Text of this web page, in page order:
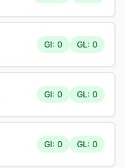
GI: 0 GL: 0
GI: 0 GL: 0
GI: 0 GL: 0